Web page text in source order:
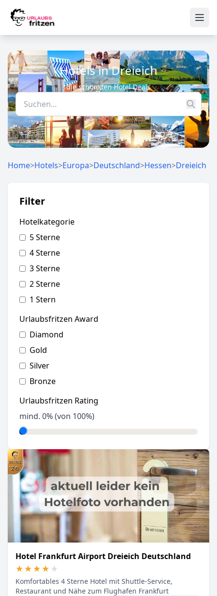
Hotels in Dreieich
die schönsten Hotel Deals
Home>Hotels>Europa>Deutschland>Hessen>Dreieich
Filter
Hotelkategorie
5 Sterne
4 Sterne
3 Sterne
2 Sterne
1 Stern
Urlaubsfritzen Award
Diamond
Gold
Silver
Bronze
Urlaubsfritzen Rating
mind. 0% (von 100%)
Hotel Frankfurt Airport Dreieich Deutschland
★★★★★
★★★★★
Komfortables 4 Sterne Hotel mit Shuttle-Service,
Restaurant und Nähe zum Flughafen Frankfurt